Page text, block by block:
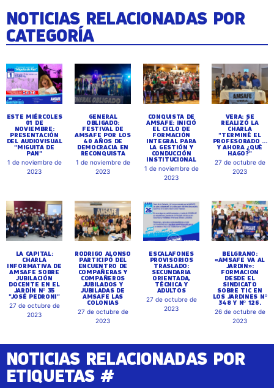
NOTICIAS RELACIONADAS POR
CATEGORÍA
ESTE MIÉRCOLES
01 DE
NOVIEMBRE:
PRESENTACIÓN
DEL AUDIOVISUAL
"MIGUITA DE
PAN"
1 de noviembre de
2023
GENERAL
OBLIGADO:
FESTIVAL DE
AMSAFE POR LOS
40 AÑOS DE
DEMOCRACIA EN
RECONQUISTA
1 de noviembre de
2023
CONQUISTA DE
AMSAFE: INICIÓ
EL CICLO DE
FORMACIÓN
INTEGRAL PARA
LA GESTIÓN Y
CONDUCCIÓN
INSTITUCIONAL
1 de noviembre de
2023
VERA: SE
REALIZÓ LA
CHARLA
"TERMINÉ EL
PROFESORADO ...
Y AHORA ¿QUÉ
HAGO?"
27 de octubre de
2023
LA CAPITAL:
CHARLA
INFORMATIVA DE
AMSAFE SOBRE
JUBILACIÓN
DOCENTE EN EL
JARDÍN Nº 35
"JOSÉ PEDRONI"
27 de octubre de
2023
RODRIGO ALONSO
PARTICIPÓ DEL
ENCUENTRO DE
COMPAÑERAS Y
COMPAÑEROS
JUBILADOS Y
JUBILADAS DE
AMSAFE LAS
COLONIAS
27 de octubre de
2023
ESCALAFONES
PROVISORIOS
TRASLADO:
SECUNDARIA
ORIENTADA,
TÉCNICA Y
ADULTOS
27 de octubre de
2023
BELGRANO:
«AMSAFE VA AL
JARDIN»:
FORMACION
DESDE EL
SINDICATO
SOBRE TIC EN
LOS JARDINES Nº
348 Y Nº 126.
26 de octubre de
2023
NOTICIAS RELACIONADAS POR
ETIQUETAS #